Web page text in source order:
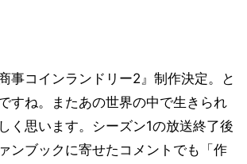
事コインランドリー2』制作決定。と
すね。またあの世界の中で生きられ
く思います。シーズン1の放送終了後
ンブックに寄せたコメントでも「作